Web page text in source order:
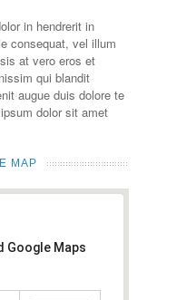
in hendrerit in
consequat, vel illum
at vero eros et
qui blandit
augue duis dolore te
dolor sit amet
MAP
Google Maps